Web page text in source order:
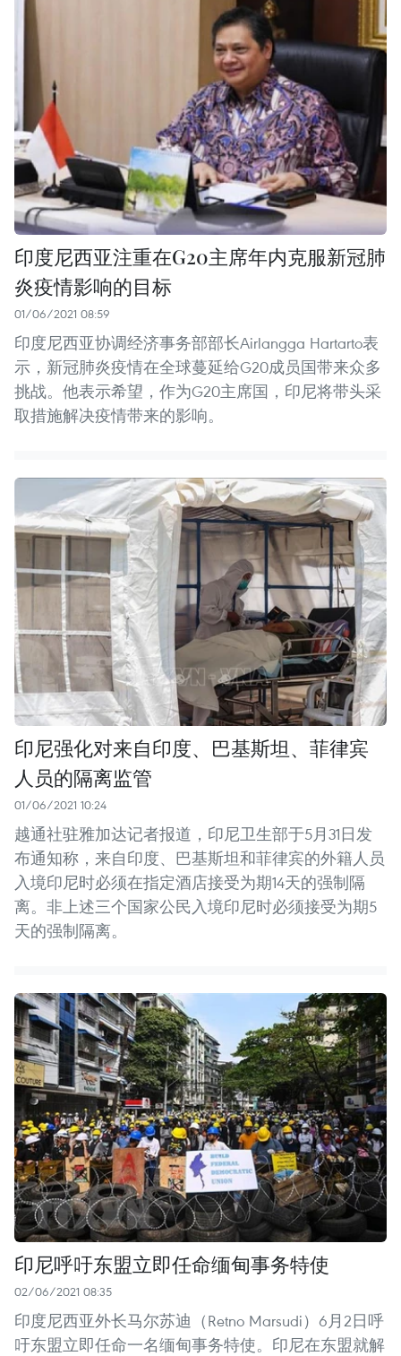
印度尼西亚注重在G20主席年内克服新冠肺
炎疫情影响的目标
01/06/2021 08:59
印度尼西亚协调经济事务部部长Airlangga Hartarto表
示，新冠肺炎疫情在全球蔓延给G20成员国带来众多
挑战。他表示希望，作为G20主席国，印尼将带头采
取措施解决疫情带来的影响。
印尼强化对来自印度、巴基斯坦、菲律宾
人员的隔离监管
01/06/2021 10:24
越通社驻雅加达记者报道，印尼卫生部于5月31日发
布通知称，来自印度、巴基斯坦和菲律宾的外籍人员
入境印尼时必须在指定酒店接受为期14天的强制隔
离。非上述三个国家公民入境印尼时必须接受为期5
天的强制隔离。
印尼呼吁东盟立即任命缅甸事务特使
02/06/2021 08:35
印度尼西亚外长马尔苏迪（Retno Marsudi）6月2日呼
吁东盟立即任命一名缅甸事务特使。印尼在东盟就解